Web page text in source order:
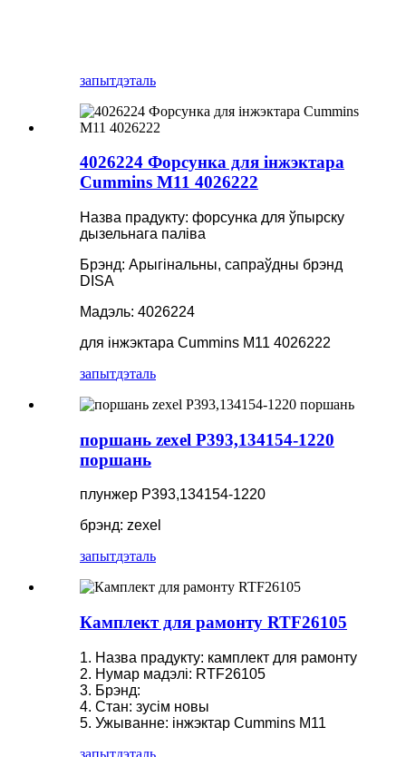
запытдэталь
4026224 Форсунка для інжэктара
Cummins M11 4026222
Назва прадукту: форсунка для ўпырску
дызельнага паліва
Брэнд: Арыгінальны, сапраўдны брэнд
DISA
Мадэль: 4026224
для інжэктара Cummins M11 4026222
запытдэталь
поршань zexel P393,134154-1220
поршань
плунжер P393,134154-1220
брэнд: zexel
запытдэталь
Камплект для рамонту RTF26105
1. Назва прадукту: камплект для рамонту
2. Нумар мадэлі: RTF26105
3. Брэнд:
4. Стан: зусім новы
5. Ужыванне: інжэктар Cummins M11
запытдэталь